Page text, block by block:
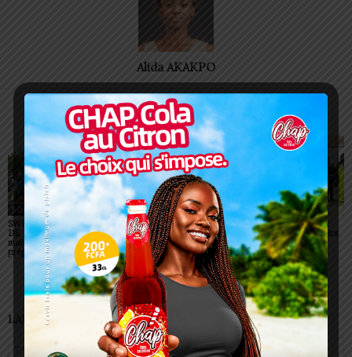
Alida AKAKPO
ARTICLES CONNEXES PLUS DE L'AUTEUR
SOCIÉTÉ
SWEDD+ Togo / ECOLE
DE LA CHANCE : les
maitres-artisans se
préparent à transmettre
SOCIÉTÉ
Glory Night 2026: Sonnie
Badu fait chanter des
milliers de personnes à
Lomé
SOCIÉTÉ
Vogan : AGRI-ESPOIR
récompense les meilleurs
talents
LAISSER UN COMMENTAIRE